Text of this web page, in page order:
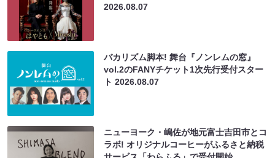
2026.08.07
バカリズム脚本! 舞台『ノンレムの窓』
vol.2のFANYチケット1次先行受付スター
ト2026.08.07
ニューヨーク・嶋佐が地元富士吉田市とコ
ラボ! オリジナルコーヒーがふるさと納税